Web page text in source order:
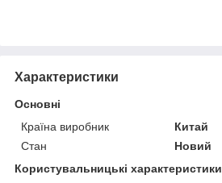
Характеристики
Основні
Країна виробник
Китай
Стан
Новий
Користувальницькі характеристики